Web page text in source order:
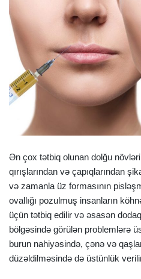
Ən çox tətbiq olunan dolğu
qırışlarından və çapıqlarından
və zamanla üz formasının
ovallığı pozulmuş insanların
üçün tətbiq edilir və əsasən
bölgəsində görülən problemlərə
burun nahiyəsində, çənə və
düzəldilməsində də üstünlük